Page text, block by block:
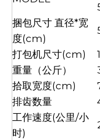
捆包尺寸 直径*宽
度(cm)
打包机尺寸(cm)
重量（公斤）
拾取宽度(cm)
排齿数量
工作速度(公里/小
时)